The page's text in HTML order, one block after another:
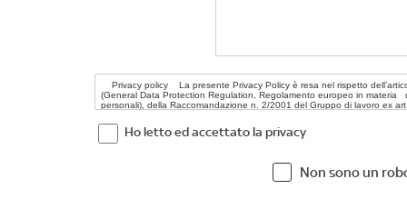
Ho letto ed accettato la privacy
Non sono un